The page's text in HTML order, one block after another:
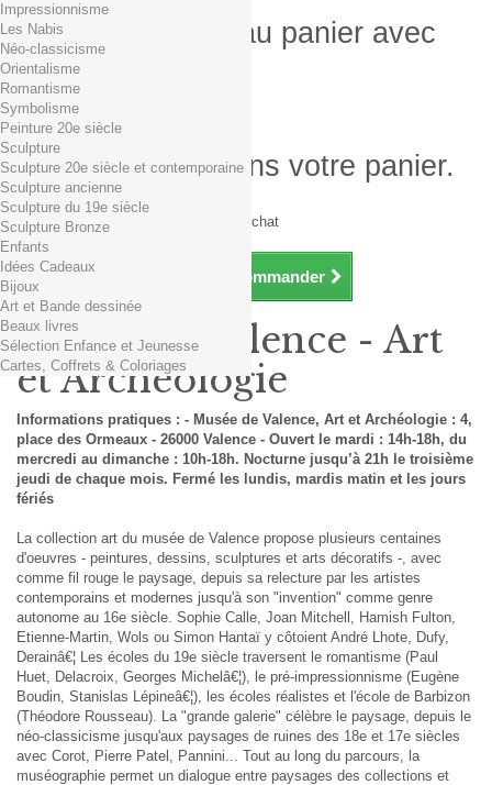
Produit ajouté au panier avec
succès
Quantité
Total
Il y a 1 produit dans votre panier.
Total produits TTC
Frais de port TTC
0,01€ dès 29€ d'achat
Total TTC
Continuer mes achats Commander
Impressionnisme
Les Nabis
Néo-classicisme
Orientalisme
Romantisme
Symbolisme
Peinture 20e siècle
Sculpture
Sculpture 20e siècle et contemporaine
Sculpture ancienne
Sculpture du 19e siècle
Sculpture Bronze
Enfants
Idées Cadeaux
Bijoux
Art et Bande dessinée
Beaux livres
Sélection Enfance et Jeunesse
Cartes, Coffrets & Coloriages
Musée de Valence - Art
et Archéologie
Informations pratiques : - Musée de Valence, Art et Archéologie : 4,
place des Ormeaux - 26000 Valence - Ouvert le mardi : 14h-18h, du
mercredi au dimanche : 10h-18h. Nocturne jusqu’à 21h le troisième
jeudi de chaque mois. Fermé les lundis, mardis matin et les jours
fériés
La collection art du musée de Valence propose plusieurs centaines
d'oeuvres - peintures, dessins, sculptures et arts décoratifs -, avec
comme fil rouge le paysage, depuis sa relecture par les artistes
contemporains et modernes jusqu'à son "invention" comme genre
autonome au 16e siècle. Sophie Calle, Joan Mitchell, Hamish Fulton,
Etienne-Martin, Wols ou Simon Hantaï y côtoient André Lhote, Dufy,
Derainâ€¦ Les écoles du 19e siècle traversent le romantisme (Paul
Huet, Delacroix, Georges Michelâ€¦), le pré-impressionnisme (Eugène
Boudin, Stanislas Lépineâ€¦), les écoles réalistes et l'école de Barbizon
(Théodore Rousseau). La "grande galerie" célèbre le paysage, depuis le
néo-classicisme jusqu'aux paysages de ruines des 18e et 17e siècles
avec Corot, Pierre Patel, Pannini... Tout au long du parcours, la
muséographie permet un dialogue entre paysages des collections et